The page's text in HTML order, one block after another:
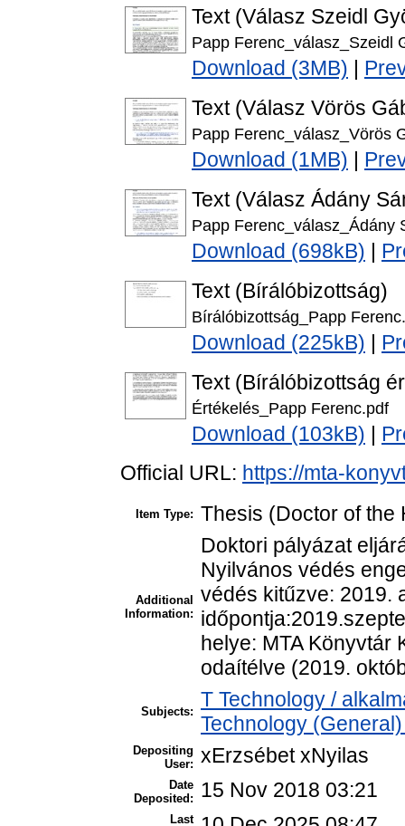
Text (Válasz Szeidl
Papp Ferenc_válasz_Szeidl
Download (3MB)
Text (Válasz Vörös
Papp Ferenc_válasz_Vörös
Download (1MB)
Text (Válasz Ádány
Papp Ferenc_válasz_Ádány
Download (698kB)
Text (Bírálóbizottság)
Bírálóbizottság_Papp
Download (225kB)
Text (Bírálóbizottság
Értékelés_Papp Ferenc.pdf
Download (103kB)
Official URL: https://mta-
Item Type: Thesis (Doctor of the
Additional
Information:
Doktori pályázat
Nyilvános védés
védés kitűzve: 2019.
helye: MTA Könyvtár
odaítélve (2019.
Subjects:
T Technology /
Technology
Depositing
User: xErzsébet xNyilas
Date
Deposited:
15 Nov 2018 03:21
Last